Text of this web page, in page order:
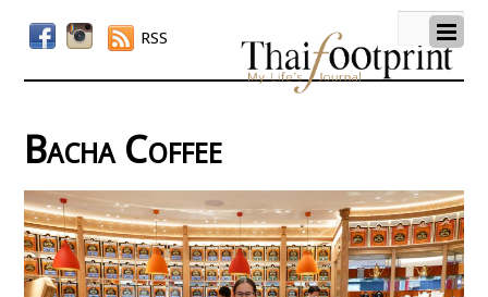
RSS
Bacha Coffee